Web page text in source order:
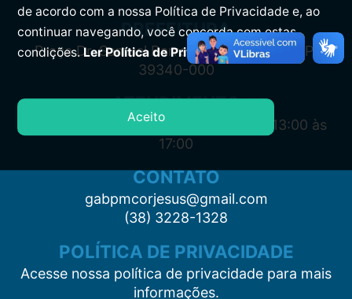
PREFEITURA
Praça Dr. Samuel Barreto, s/n, Centro CEP:
39340-000
ATENDIMENTO
Segunda à Sexta: 7:00 às 11:00 e das 13:00 às
17:00
CONTATO
gabpmcorjesus@gmail.com
(38) 3228-1328
POLÍTICA DE PRIVACIDADE
Acesse nossa política de privacidade para mais
informações.
de acordo com a nossa Política de Privacidade e, ao
continuar navegando, você concorda com estas
condições.Ler Política de Privacidade.
Aceito